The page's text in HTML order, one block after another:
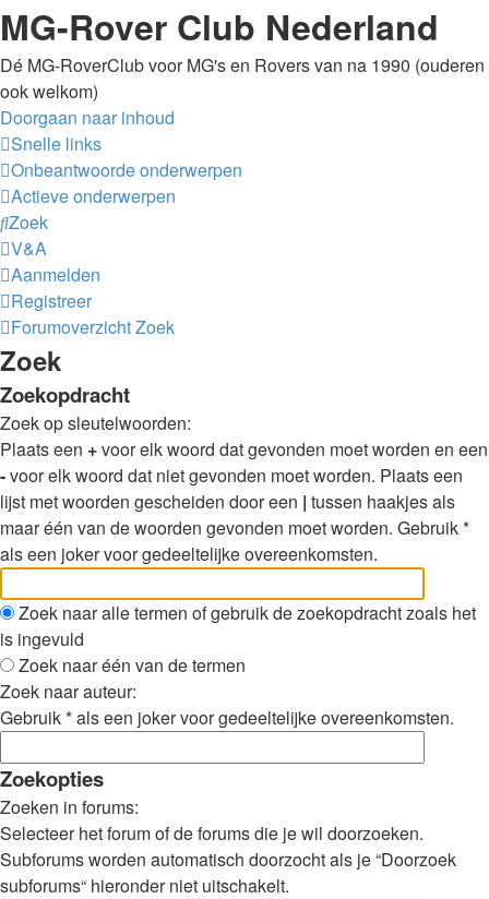
MG-Rover Club Nederland
Dé MG-RoverClub voor MG's en Rovers van na 1990 (ouderen
ook welkom)
Doorgaan naar inhoud
Snelle links
Onbeantwoorde onderwerpen
Actieve onderwerpen
Zoek
V&A
Aanmelden
Registreer
ForumoverzichtZoek
Zoek
Zoekopdracht
Zoek op sleutelwoorden:
Plaats een +voor elk woord dat gevonden moet worden en een
-voor elk woord dat niet gevonden moet worden. Plaats een
lijst met woorden gescheiden door een | tussen haakjes als
maar één van de woorden gevonden moet worden. Gebruik *
als een joker voor gedeeltelijke overeenkomsten.
Zoek naar alle termen of gebruik de zoekopdracht zoals het
is ingevuld
Zoek naar één van de termen
Zoek naar auteur:
Gebruik * als een joker voor gedeeltelijke overeenkomsten.
Zoekopties
Zoeken in forums:
Selecteer het forum of de forums die je wil doorzoeken.
Subforums worden automatisch doorzocht als je “Doorzoek
subforums“ hieronder niet uitschakelt.